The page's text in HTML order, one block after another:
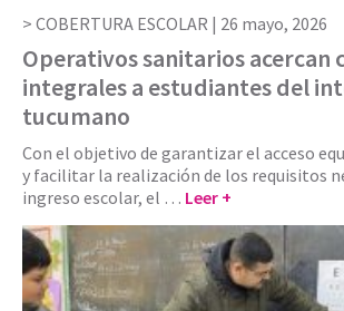
COBERTURA ESCOLAR | 26 mayo, 2026
Operativos sanitarios acercan
integrales a estudiantes del
tucumano
Con el objetivo de garantizar el acceso
y facilitar la realización de los requisitos
ingreso escolar, el … Leer +